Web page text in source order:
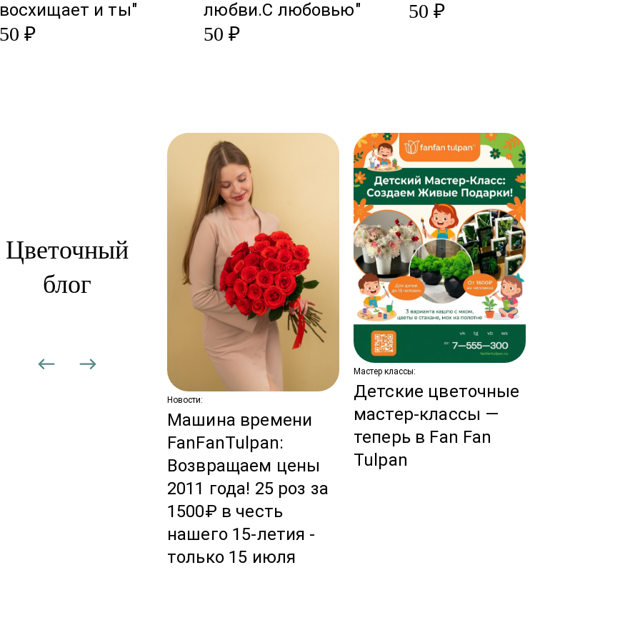
и ты"
₽
любви.С любовью"
50 ₽
50 ₽
цветы,
Новости:
Машина времени
FanFanTulpan:
Возвращаем цены
2011 года! 25 роз за
1500₽ в честь
нашего 15-летия -
только 15 июля
Мастер классы:
Детские цветочные
мастер-классы —
теперь в Fan Fan
Tulpan
Цветочный
блог